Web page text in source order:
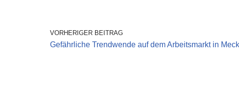
VORHERIGER BEITRAG
Gefährliche Trendwende auf dem Arbeitsmarkt in